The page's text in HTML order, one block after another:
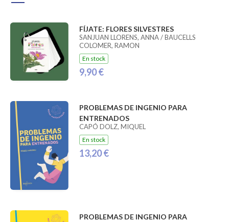
FÍJATE: FLORES SILVESTRES
SANJUAN LLORENS, ANNA / BAUCELLS
COLOMER, RAMON
En stock
9,90 €
PROBLEMAS DE INGENIO PARA
ENTRENADOS
CAPÓ DOLZ, MIQUEL
En stock
13,20 €
PROBLEMAS DE INGENIO PARA